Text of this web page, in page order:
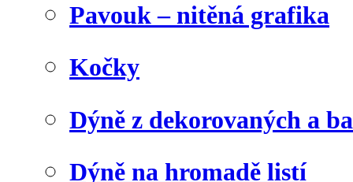
Pavouk – nitěná grafika
Kočky
Dýně z dekorovaných a
Dýně na hromadě listí